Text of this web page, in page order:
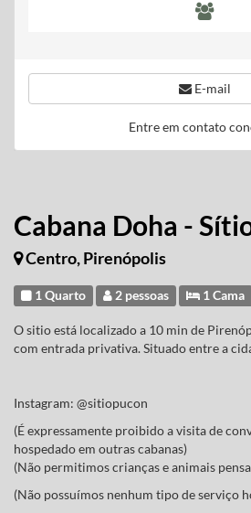
Cabana Doha -
Centro, Pirenópolis
1 Quarto 2 pessoas 1 Cama
O sitio está localizado a 10 min de
com entrada privativa. Situado entre a
Instagram: @sitiopucon
(É expressamente proibido a visita de
hospedado em outras cabanas)
(Não permitimos crianças e animais
(Não possuímos nenhum tipo de serviço
E-mail
Entre em contato